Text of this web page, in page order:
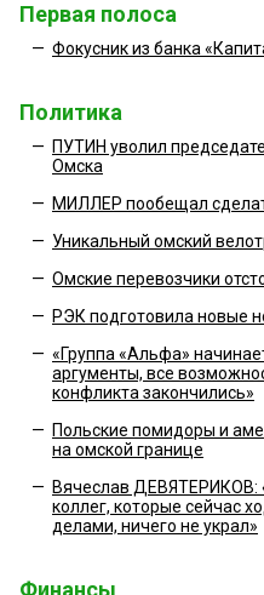
Первая полоса
— Фокусник из банка
Политика
— ПУТИН уволил
Омска
— МИЛЛЕР пообещал
— Уникальный омский
— Омские перевозчики
— РЭК подготовила новые
— «Группа «Альфа»
аргументы, все
конфликта закончились»
— Польские помидоры и
на омской границе
— Вячеслав ДЕВЯТЕРИКОВ:
коллег, которые сейчас
делами, ничего не украл»